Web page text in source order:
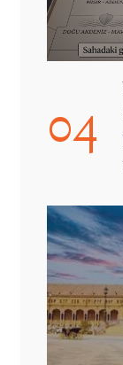
04